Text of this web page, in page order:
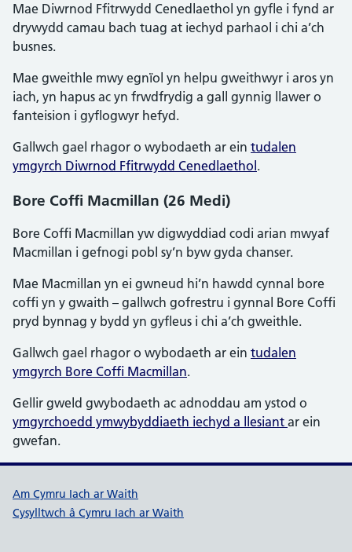
Mae Diwrnod Ffitrwydd Cenedlaethol yn gyfle i fynd ar
drywydd camau bach tuag at iechyd parhaol i chi a’ch
busnes.
Mae gweithle mwy egnïol yn helpu gweithwyr i aros yn
iach, yn hapus ac yn frwdfrydig a gall gynnig llawer o
fanteision i gyflogwyr hefyd.
Gallwch gael rhagor o wybodaeth ar ein tudalen
ymgyrch Diwrnod Ffitrwydd Cenedlaethol .
Bore Coffi Macmillan (26 Medi)
Bore Coffi Macmillan yw digwyddiad codi arian mwyaf
Macmillan i gefnogi pobl sy’n byw gyda chanser.
Mae Macmillan yn ei gwneud hi’n hawdd cynnal bore
coffi yn y gwaith – gallwch gofrestru i gynnal Bore Coffi
pryd bynnag y bydd yn gyfleus i chi a’ch gweithle.
Gallwch gael rhagor o wybodaeth ar ein tudalen
ymgyrch Bore Coffi Macmillan.
Gellir gweld gwybodaeth ac adnoddau am ystod o
ymgyrchoedd ymwybyddiaeth iechyd a llesiant ar ein
gwefan.
Dolenni cymorth Cymru Iach ar
Am Cymru Iach ar Waith
Cysylltwch â Cymru Iach ar Waith